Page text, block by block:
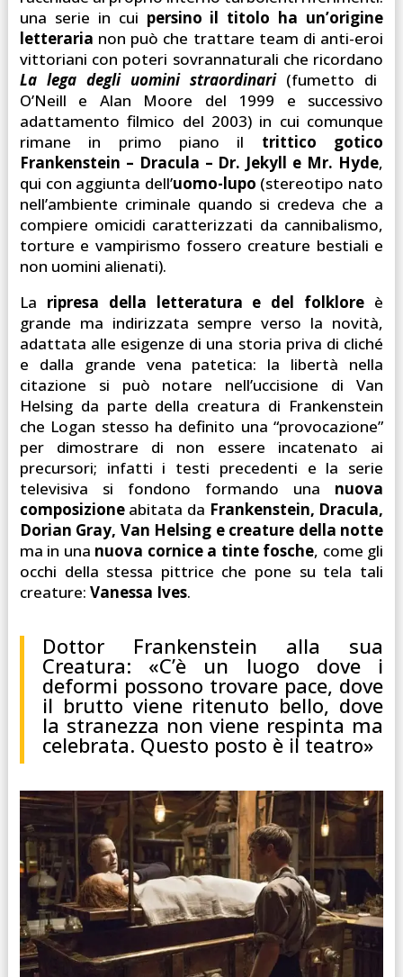
una serie in cui persino il titolo ha un’origine
letteraria non può che trattare team di anti-eroi
vittoriani con poteri sovrannaturali che ricordano
La lega degli uomini straordinari(fumetto di
O’Neill e Alan Moore del 1999 e successivo
adattamento filmico del 2003) in cui comunque
rimane in primo piano il trittico gotico
Frankenstein – Dracula – Dr. Jekyll e Mr. Hyde,
qui con aggiunta dell’uomo-lupo (stereotipo nato
nell’ambiente criminale quando si credeva che a
compiere omicidi caratterizzati da cannibalismo,
torture e vampirismo fossero creature bestiali e
non uomini alienati).
La ripresa della letteratura e del folklore è
grande ma indirizzata sempre verso la novità,
adattata alle esigenze di una storia priva di cliché
e dalla grande vena patetica: la libertà nella
citazione si può notare nell’uccisione di Van
Helsing da parte della creatura di Frankenstein
che Logan stesso ha definito una “provocazione”
per dimostrare di non essere incatenato ai
precursori; infatti i testi precedenti e la serie
televisiva si fondono formando una nuova
composizioneabitata da Frankenstein, Dracula,
Dorian Gray, Van Helsing e creature della notte
ma in una nuova cornice a tinte fosche, come gli
occhi della stessa pittrice che pone su tela tali
creature: Vanessa Ives.
Dottor Frankenstein alla sua
Creatura: «C’è un luogo dove i
deformi possono trovare pace, dove
il brutto viene ritenuto bello, dove
la stranezza non viene respinta ma
celebrata. Questo posto è il teatro»